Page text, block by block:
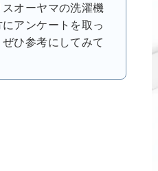
オーヤマの洗濯機
アンケートを取っ
ひ参考にしてみて